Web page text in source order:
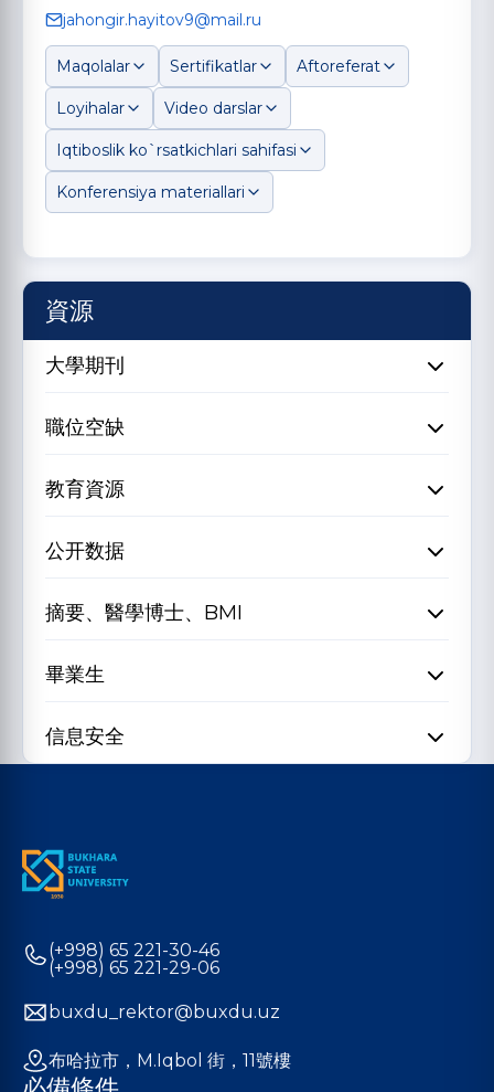
jahongir.hayitov9@mail.ru
Maqolalar Sertifikatlar Aftoreferat
Loyihalar Video darslar
Iqtiboslik ko`rsatkichlari sahifasi
Konferensiya materiallari
資源
大學期刊
職位空缺
教育資源
公开数据
摘要、醫學博士、BMI
畢業生
信息安全
(+998) 65 221-30-46
(+998) 65 221-29-06
buxdu_rektor@buxdu.uz
布哈拉市，M.Iqbol 街，11號樓